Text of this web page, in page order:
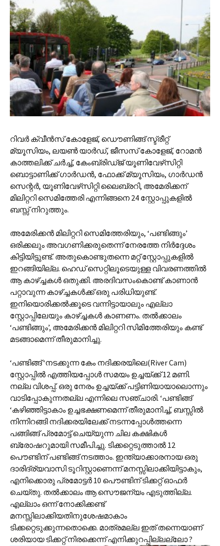
റിവര്‍ ക്വീന്‍സ് കോളേജ്, ഡൌണിങ്ങ് സ്ട്രീറ്റ്
മ്യൂസിയം, ലയണ്‍ യാര്‍ഡ്, ജീസസ് കോളേജ്, റോമന്‍
കാത്തലിക്ക് ചര്‍ച്ച്, കേംബ്രിഡ്‌ജ് യൂണിവേഴ്‌സിറ്റി
ബൊട്ടാണിക്ക് ഗാര്‍ഡന്‍, ഫോക്ക് മ്യൂസിയം, ഗാര്‍ഡന്‍
സെന്റര്‍, യൂണിവേഴ്‌സിറ്റി ലൈബ്രറി, അമേരിക്കന്
മിലിറ്ററി സെമിത്തേരി എന്നിങ്ങനെ 24 സ്റ്റോപ്പുകളില്‍
ബസ്സ് നിറുത്തും.
അമേരിക്കന്‍ മിലിറ്ററി സെമിത്തേരിയും, ‘പണ്ടിങ്ങും’
ഒരിക്കലും അവഗണിക്കരുതെന്ന് നേരത്തേ നിര്‍ദ്ദേശം
കിട്ടിയിട്ടുണ്ട്. അതുകൊണ്ടുതന്നെ മറ്റ് സ്റ്റോപ്പുകളില്‍
ഇറങ്ങിയില്ല. ഹെഡ് സെറ്റിലൂടെയുള്ള വിവരണത്തില്‍
ആ കാഴ്ച്ചകള്‍ ഒതുക്കി. അരദിവസംകൊണ്ട് കാണാന്‍
പറ്റാവുന്ന കാഴ്ച്ചകള്‍ക്ക് ഒരു പരിധിയുണ്ട്.
ഇനിയൊരിക്കല്‍ക്കൂടെ വന്നിട്ടായാലും എല്ലാ
സ്റ്റോപ്പിലേയും കാഴ്ച്ചകള്‍ കാണണം. തല്‍ക്കാലം
‘പണ്ടിങ്ങും’, അമേരിക്കന്‍ മിലിറ്ററി സിമിത്തേരിയും കണ്ട്
മടങ്ങാമെന്ന് തീരുമാനിച്ചു.
‘പണ്ടിങ്ങ് ‘നടക്കുന്ന കേം നദിക്കരയിലെ(River Cam)
സ്റ്റോപ്പില്‍ എത്തിയപ്പോള്‍ സമയം ഉച്ചയ്ക്ക് 12 മണി.
നല്ല വിശപ്പ്. ഒരു നേരം ഉച്ചയ്ക്ക് പട്ടിണിയായാലൊന്നും
വാടിപ്പോകുന്നതല്ല എന്നിലെ സഞ്ചാരി. ‘പണ്ടിങ്ങ്
‘കഴിഞ്ഞിട്ടാകാം ഉച്ചഭക്ഷണമെന്ന് തീരുമാനിച്ച്, ബസ്സില്‍
നിന്നിറങ്ങി നദിക്കരയിലേക്ക് നടന്നപ്പോള്‍ത്തന്നെ
പങ്ങിങ്ങ് പ്രമോട്ട് ചെയ്യുന്ന ചില കക്ഷികള്‍
ബ്രോഷറുമായി സമീപിച്ചു. ടിക്കറ്റെടുത്താല്‍ 12
പൌണ്ടിന് പണ്ടിങ്ങ് നടത്താം. ഇന്ത്യാക്കാരനായ ഒരു
ദാരിദ്ര്യവാസി ടൂറിസ്റ്റാണെന്ന് മനസ്സിലാക്കിയിട്ടാകും,
എനിക്കൊരു പ്രമോട്ടര്‍ 10 പൌണ്ടിന് ടിക്കറ്റ് ഓഫര്‍
ചെയ്തു. തല്‍ക്കാലം ആ സൌജന്യം എടുത്തില്ല.
എല്ലാം ഒന്ന് നോക്കിക്കണ്ട്
മനസ്സിലാക്കിയതിനുശേഷമാകാം
ടിക്കറ്റെടുക്കുന്നതൊക്കെ. മാത്രമല്ല ഇത് തന്നെയാണ്
ശരിയായ ടിക്കറ്റ് നിരക്കെന്ന് എനിക്കുറപ്പില്ലല്ലോ ?